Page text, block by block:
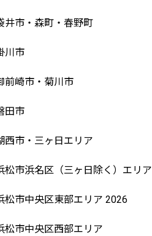
市・森町・春野町
川市
崎市・菊川市
田市
市・三ヶ日エリア
市浜名区（三ヶ日除く）エリア
市中央区東部エリア 2026
市中央区西部エリア